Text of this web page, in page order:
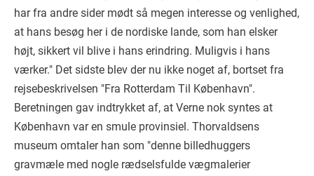
har fra andre sider mødt så megen interesse og venlighed,
at hans besøg her i de nordiske lande, som han elsker
højt, sikkert vil blive i hans erindring. Muligvis i hans
værker." Det sidste blev der nu ikke noget af, bortset fra
rejsebeskrivelsen "Fra Rotterdam Til København".
Beretningen gav indtrykket af, at Verne nok syntes at
København var en smule provinsiel. Thorvaldsens
museum omtaler han som "denne billedhuggers
gravmæle med nogle rædselsfulde vægmalerier